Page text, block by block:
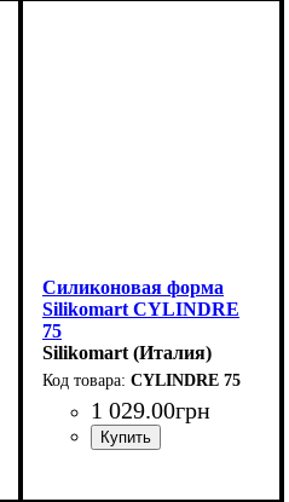
Силиконовая форма
Silikomart CYLINDRE
75
(130x27мм,h27мм,75мл)
Silikomart (Италия)
CYLINDRE 75
1 029.00грн